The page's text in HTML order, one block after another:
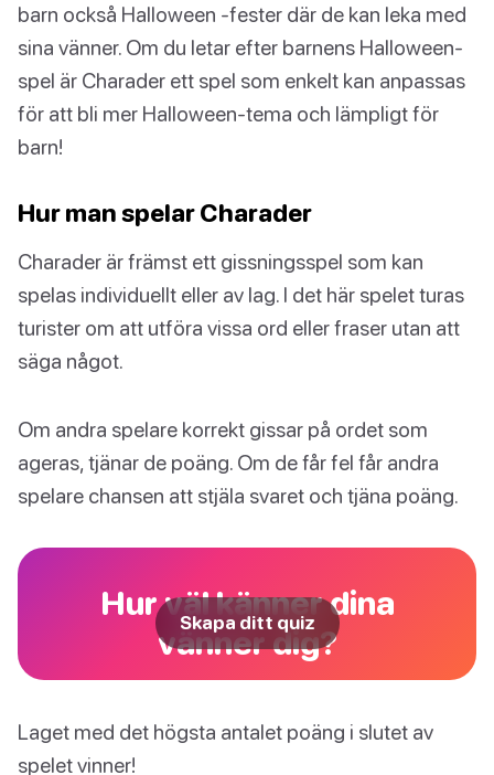
barn också Halloween -fester där de kan leka med
sina vänner. Om du letar efter barnens Halloween-
spel är Charader ett spel som enkelt kan anpassas
för att bli mer Halloween-tema och lämpligt för
barn!
Hur man spelar Charader
Charader är främst ett gissningsspel som kan
spelas individuellt eller av lag. I det här spelet turas
turister om att utföra vissa ord eller fraser utan att
säga något.
Om andra spelare korrekt gissar på ordet som
ageras, tjänar de poäng. Om de får fel får andra
spelare chansen att stjäla svaret och tjäna poäng.
Hur väl känner dina
vänner dig?
Skapa ditt quiz
Laget med det högsta antalet poäng i slutet av
spelet vinner!